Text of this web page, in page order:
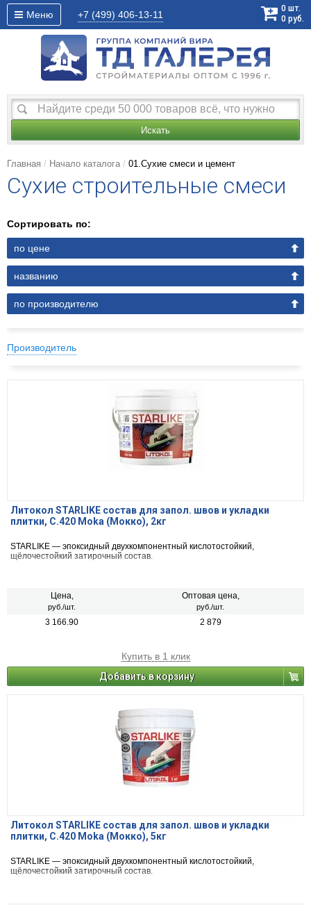
Меню +7 (499) 406-13-11
0 шт.
0 руб.
Искать
Главная Начало каталога 01.Сухие смеси и цемент
Cухие строительные смеси
Сортировать по:
по цене
названию
по производителю
Производитель
Литокол STARLIKE состав для запол. швов и укладки
плитки, С.420 Moka (Мокко), 2кг
STARLIKE — эпоксидный двухкомпонентный кислотостойкий,
щёлочестойкий затирочный состав.
Цена,
руб./шт.
Оптовая цена,
руб./шт.
3 166.90 2 879
Купить в 1 клик
Добавить в корзину
Литокол STARLIKE состав для запол. швов и укладки
плитки, С.420 Moka (Мокко), 5кг
STARLIKE — эпоксидный двухкомпонентный кислотостойкий,
щёлочестойкий затирочный состав.